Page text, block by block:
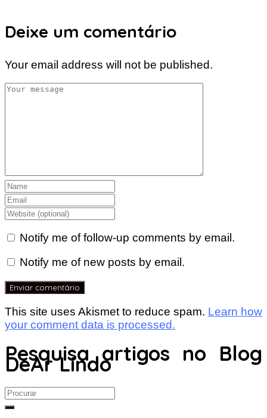
Deixe um comentário
Your email address will not be published.
Notify me of follow-up comments by email.
Notify me of new posts by email.
This site uses Akismet to reduce spam. Learn how
your comment data is processed.
Pesquisa artigos no Blog
DeAr Lindo
Search
for: